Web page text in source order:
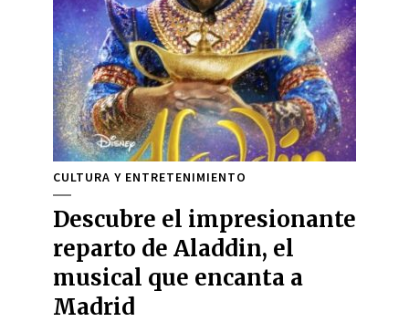
CULTURA Y ENTRETENIMIENTO
Descubre el impresionante
reparto de Aladdin, el
musical que encanta a
Madrid